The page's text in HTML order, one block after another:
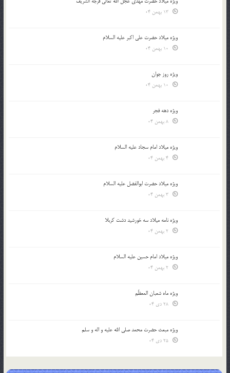
ویژه میلاد حضرت علی اکبر علیه السلام
ویژه روز جوان
ویژه دهه فجر
ویژه میلاد امام سجاد علیه السلام
ویژه میلاد حضرت ابوالفضل علیه السلام
ویژه نامه میلاد سه خورشید دشت کربلا
ویژه میلاد امام حسین علیه السلام
ویژه ماه شعبان المعظّم
ویژه مبعث حضرت محمد صلی الله علیه و اله و سلم